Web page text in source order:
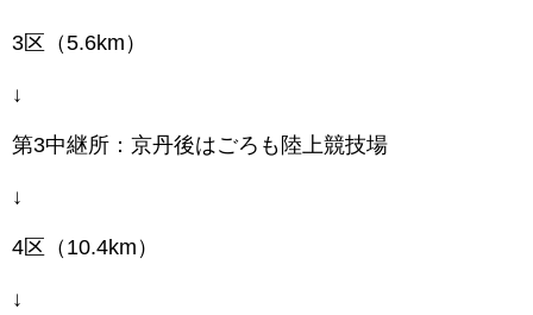
3区（5.6km）
↓
第3中継所：京丹後はごろも陸上競技場
↓
4区（10.4km）
↓